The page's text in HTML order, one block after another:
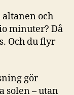
altanen och
minuter? Då
Och du flyr
gör
solen – utan